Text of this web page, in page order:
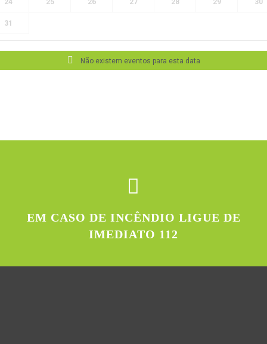
24 25 26 27 28 29 30
31
Não existem eventos para esta data
EM CASO DE INCÊNDIO LIGUE DE
IMEDIATO 112